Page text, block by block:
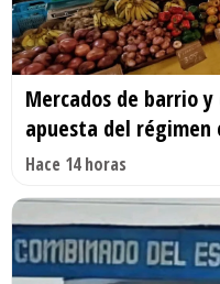
Mercados de barrio
apuesta del régimen
Hace 14 horas